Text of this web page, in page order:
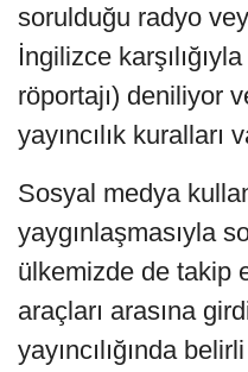
sorulduğu radyo
İngilizce
röportajı) deniliyor
yayıncılık kuralları
Sosyal medya
yaygınlaşmasıyla
ülkemizde de takip
araçları arasına
yayıncılığında